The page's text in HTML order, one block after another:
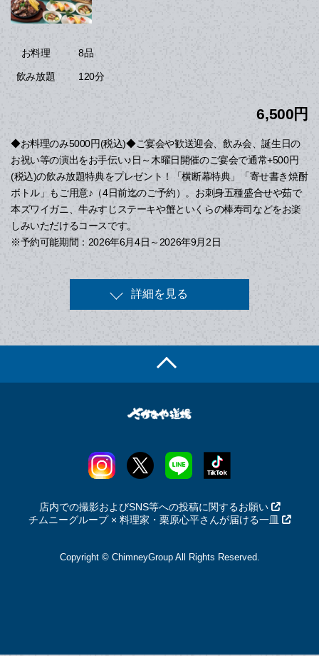
お料理 8品
飲み放題 120分
6,500円
◆お料理のみ5000円(税込)◆ご宴会や歓送迎会、飲み会、誕生日の
お祝い等の演出をお手伝い♪日～木曜日開催のご宴会で通常+500円
(税込)の飲み放題特典をプレゼント！「横断幕特典」「寄せ書き焼酎
ボトル」もご用意♪（4日前迄のご予約）。お刺身五種盛合せや茹で
本ズワイガニ、牛みすじステーキや蟹といくらの棒寿司などをお楽
しみいただけるコースです。
※予約可能期間：2026年6月4日～2026年9月2日
詳細を見る
店内での撮影およびSNS等への投稿に関するお願い
チムニーグループ × 料理家・栗原心平さんが届ける一皿
Copyright © ChimneyGroup All Rights Reserved.